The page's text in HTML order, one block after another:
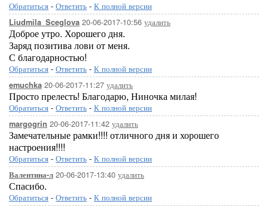
Обратиться - Ответить - К полной версии
Liudmila_Sceglova 20-06-2017-10:56 удалить
Доброе утро. Хорошего дня.
Заряд позитива лови от меня.
С благодарностью!
Обратиться - Ответить - К полной версии
emuchka 20-06-2017-11:27 удалить
Просто прелесть! Благодарю, Ниночка милая!
Обратиться - Ответить - К полной версии
margogrin 20-06-2017-11:42 удалить
Замечательные рамки!!!! отличного дня и хорошего
настроения!!!!
Обратиться - Ответить - К полной версии
Валентина-л 20-06-2017-13:40 удалить
Спасибо.
Обратиться - Ответить - К полной версии